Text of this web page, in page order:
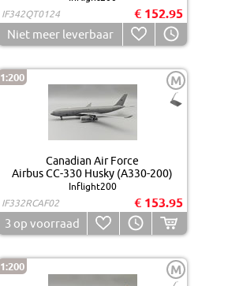
IF342QT0124
€ 152.95
Niet meer leverbaar
1:200 M
Canadian Air Force
Airbus CC-330 Husky (A330-200)
Inflight200
IF332RCAF02
€ 153.95
3 op voorraad
1:200 M